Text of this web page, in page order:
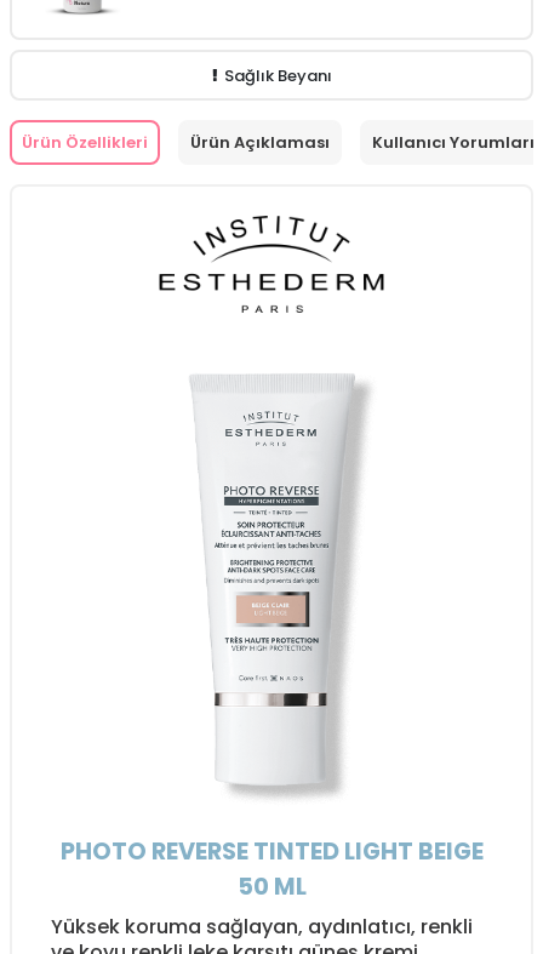
Sağlık Beyanı
Ürün Özellikleri Ürün Açıklaması Kullanıcı Yorumları
PHOTO REVERSE TINTED LIGHT BEIGE
50 ML
Yüksek koruma sağlayan, aydınlatıcı, renkli